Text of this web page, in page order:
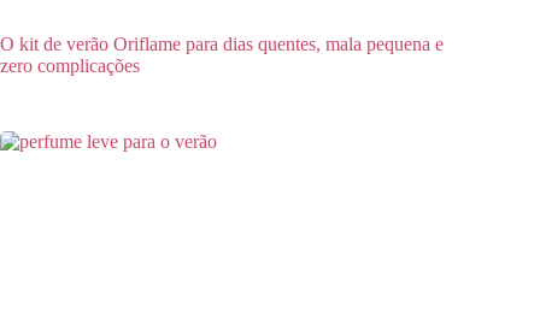
O kit de verão Oriflame para dias quentes, mala pequena e
zero complicações